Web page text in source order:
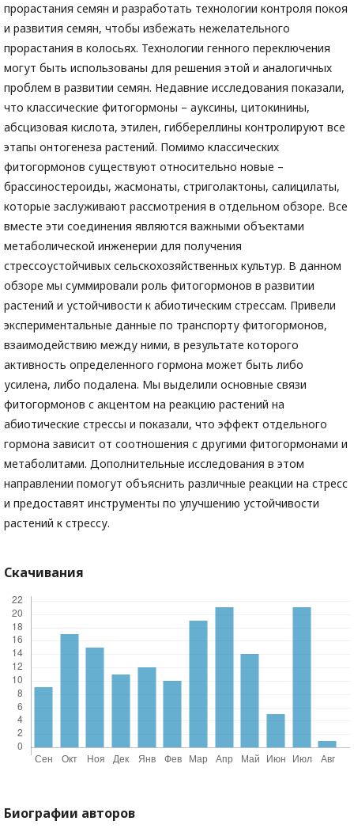
прорастания семян и разработать технологии контроля покоя
и развития семян, чтобы избежать нежелательного
прорастания в колосьях. Технологии генного переключения
могут быть использованы для решения этой и аналогичных
проблем в развитии семян. Недавние исследования показали,
что классические фитогормоны – ауксины, цитокинины,
абсцизовая кислота, этилен, гиббереллины контролируют все
этапы онтогенеза растений. Помимо классических
фитогормонов существуют относительно новые –
брассиностероиды, жасмонаты, стриголактоны, салицилаты,
которые заслуживают рассмотрения в отдельном обзоре. Все
вместе эти соединения являются важными объектами
метаболической инженерии для получения
стрессоустойчивых сельскохозяйственных культур. В данном
обзоре мы суммировали роль фитогормонов в развитии
растений и устойчивости к абиотическим стрессам. Привели
экспериментальные данные по транспорту фитогормонов,
взаимодействию между ними, в результате которого
активность определенного гормона может быть либо
усилена, либо подалена. Мы выделили основные связи
фитогормонов с акцентом на реакцию растений на
абиотические стрессы и показали, что эффект отдельного
гормона зависит от соотношения с другими фитогормонами и
метаболитами. Дополнительные исследования в этом
направлении помогут объяснить различные реакции на стресс
и предоставят инструменты по улучшению устойчивости
растений к стрессу.
Скачивания
Биографии авторов